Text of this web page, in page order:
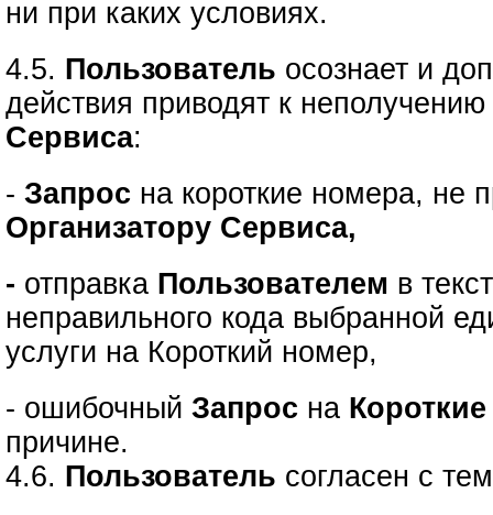
ни при каких условиях.
4.5. Пользователь осознает и
действия приводят к
Сервиса:
-Запрос на короткие номера, не
Организатору Сервиса,
- отправка Пользователем в
неправильного кода выбранной
услуги на Короткий номер,
- ошибочныйЗапрос на
причине.
4.6. Пользователь согласен с